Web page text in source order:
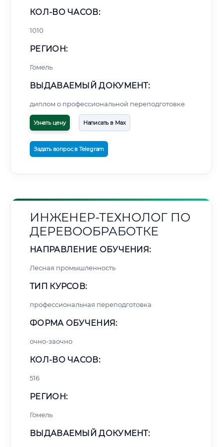
КОЛ-ВО ЧАСОВ:
1010
РЕГИОН:
Гомель
ВЫДАВАЕМЫЙ ДОКУМЕНТ:
диплом о профессиональной переподготовке
Узнать цену Написать в Max
Задать вопрос в Telegram
ИНЖЕНЕР-ТЕХНОЛОГ ПО
ДЕРЕВООБРАБОТКЕ
НАПРАВЛЕНИЕ ОБУЧЕНИЯ:
Лесная промышленность
ТИП КУРСОВ:
профессиональная переподготовка
ФОРМА ОБУЧЕНИЯ:
очно-заочно
КОЛ-ВО ЧАСОВ:
516
РЕГИОН:
Гомель
ВЫДАВАЕМЫЙ ДОКУМЕНТ: